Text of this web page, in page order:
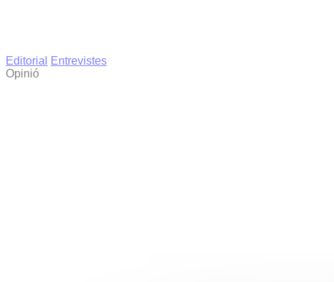
Editorial
Entrevistes
Opinió